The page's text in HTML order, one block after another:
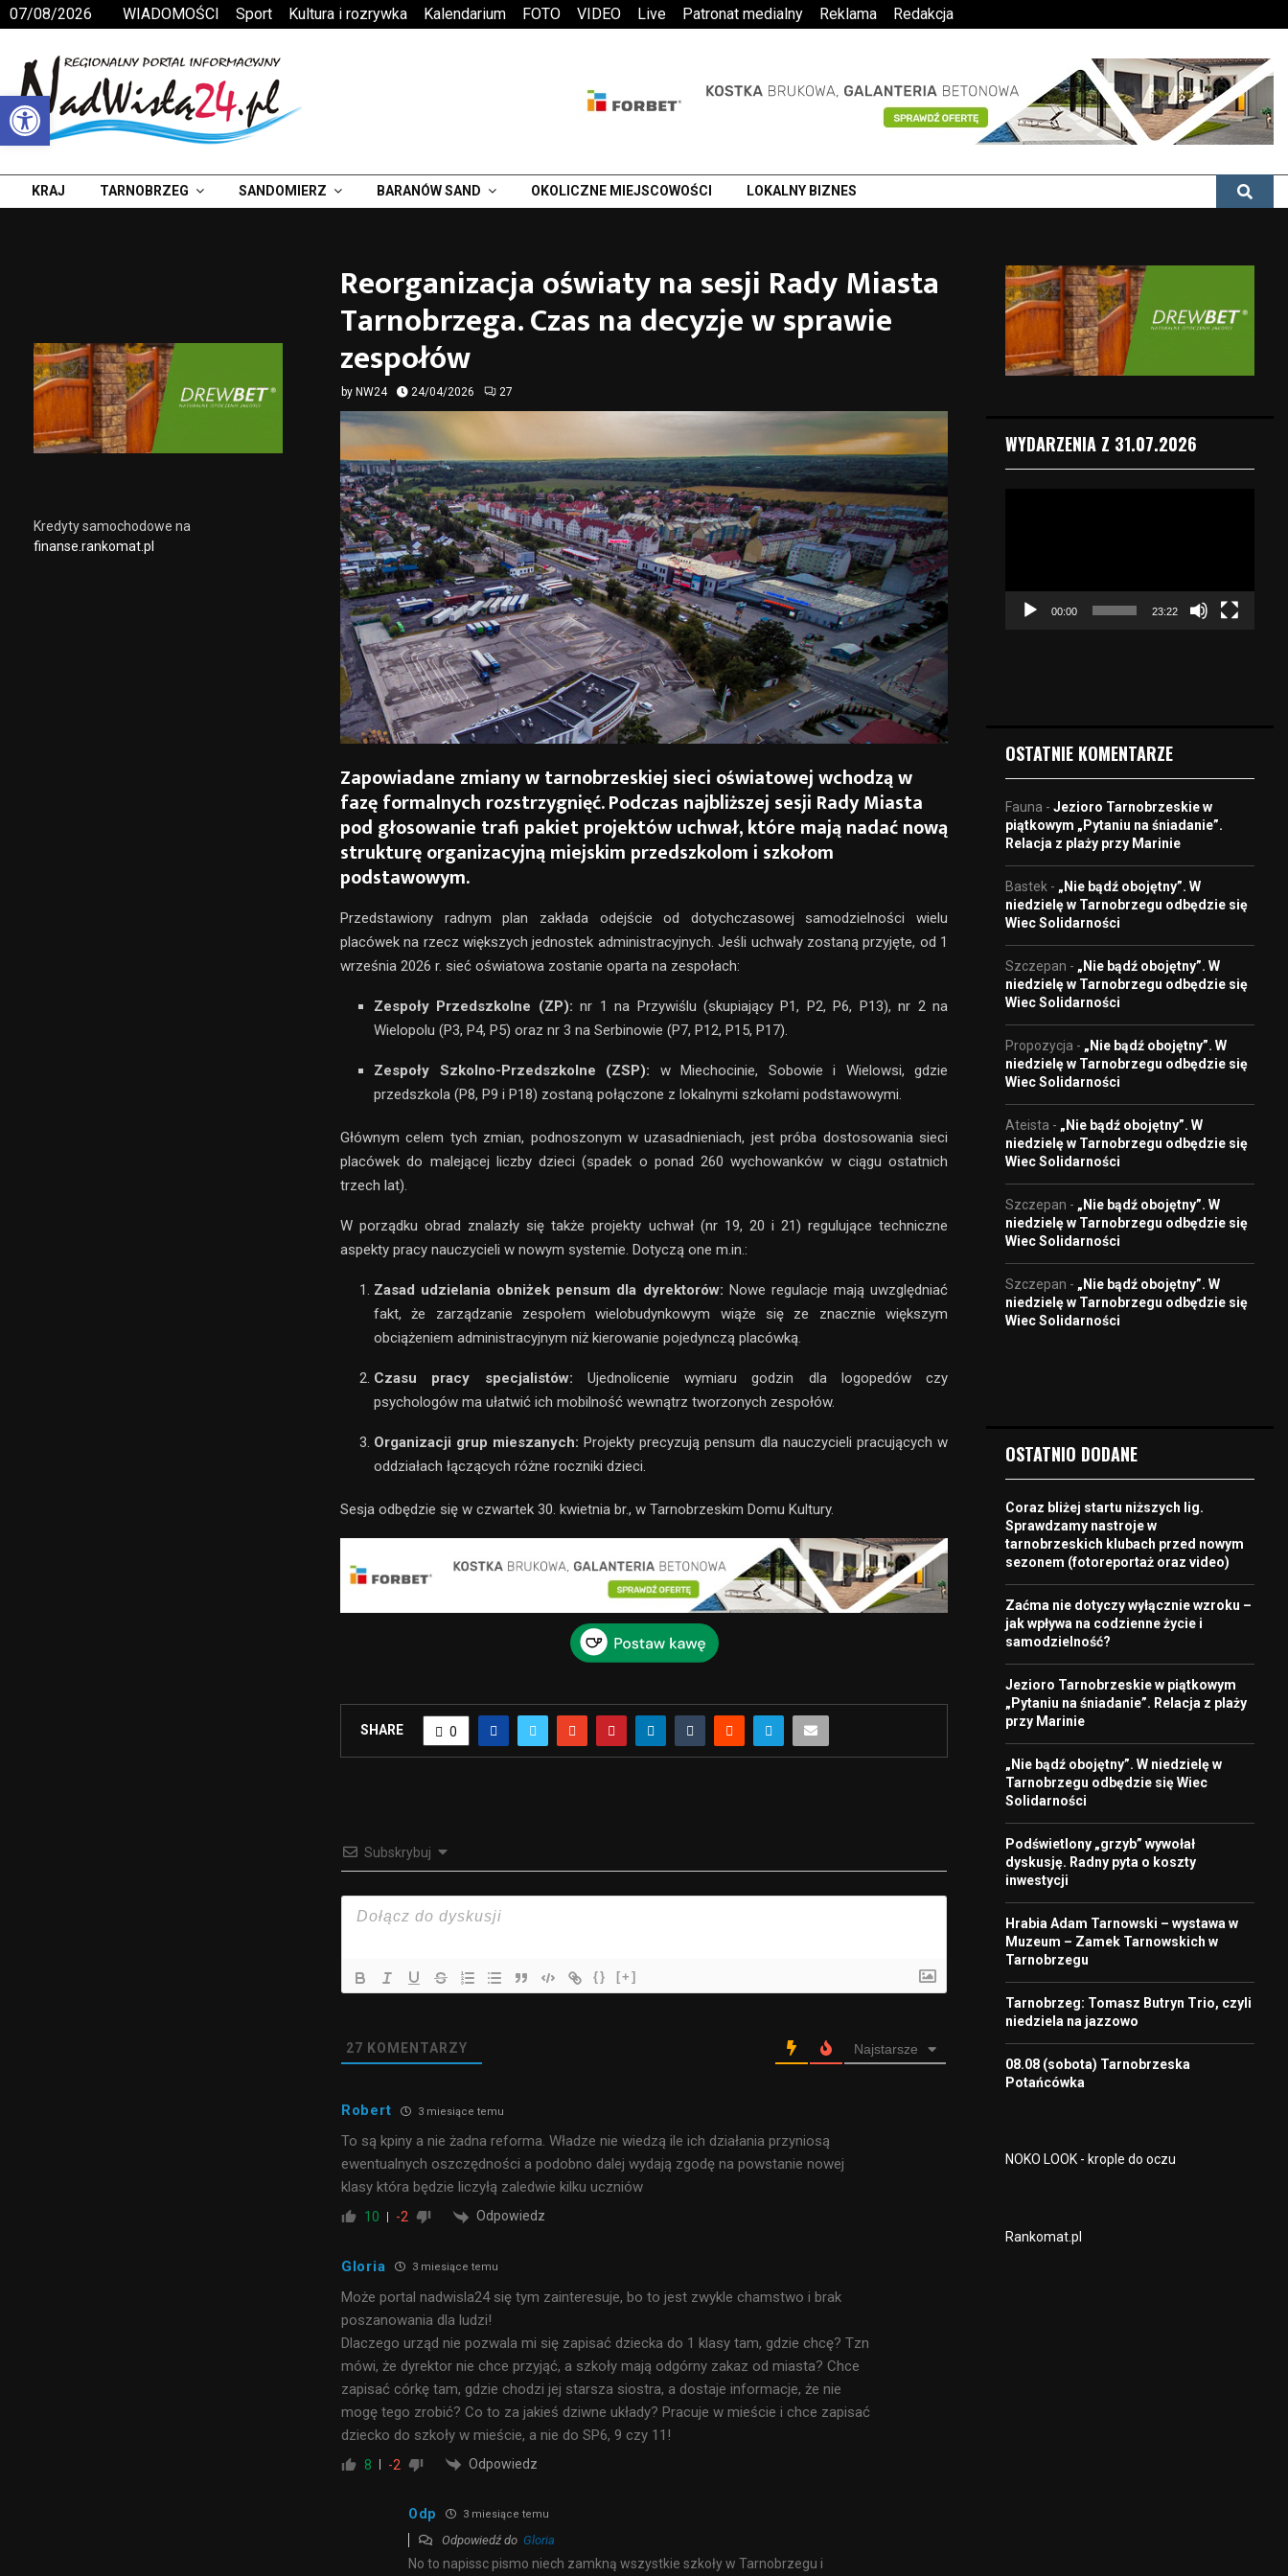
Otwórz pasek narzędzi
07/08/2026 WIADOMOŚCI Sport Kultura i rozrywka Kalendarium FOTO VIDEO Live Patronat medialny Reklama Redakcja
KRAJ TARNOBRZEG SANDOMIERZ BARANÓW SAND OKOLICZNE MIEJSCOWOŚCI LOKALNY BIZNES
Reorganizacja oświaty na sesji Rady Miasta
Tarnobrzega. Czas na decyzje w sprawie
zespołów
by NW24 24/04/2026 27
Zapowiadane zmiany w tarnobrzeskiej sieci oświatowej wchodzą w
fazę formalnych rozstrzygnięć. Podczas najbliższej sesji Rady Miasta
pod głosowanie trafi pakiet projektów uchwał, które mają nadać nową
strukturę organizacyjną miejskim przedszkolom i szkołom
podstawowym.
Przedstawiony radnym plan zakłada odejście od dotychczasowej samodzielności wielu
placówek na rzecz większych jednostek administracyjnych. Jeśli uchwały zostaną przyjęte, od 1
września 2026 r. sieć oświatowa zostanie oparta na zespołach:
Zespoły Przedszkolne (ZP): nr 1 na Przywiślu (skupiający P1, P2, P6, P13), nr 2 na
Wielopolu (P3, P4, P5) oraz nr 3 na Serbinowie (P7, P12, P15, P17).
Zespoły Szkolno-Przedszkolne (ZSP): w Miechocinie, Sobowie i Wielowsi, gdzie
przedszkola (P8, P9 i P18) zostaną połączone z lokalnymi szkołami podstawowymi.
Głównym celem tych zmian, podnoszonym w uzasadnieniach, jest próba dostosowania sieci
placówek do malejącej liczby dzieci (spadek o ponad 260 wychowanków w ciągu ostatnich
trzech lat).
W porządku obrad znalazły się także projekty uchwał (nr 19, 20 i 21) regulujące techniczne
aspekty pracy nauczycieli w nowym systemie. Dotyczą one m.in.:
Zasad udzielania obniżek pensum dla dyrektorów: Nowe regulacje mają uwzględniać
fakt, że zarządzanie zespołem wielobudynkowym wiąże się ze znacznie większym
obciążeniem administracyjnym niż kierowanie pojedynczą placówką.
Czasu pracy specjalistów: Ujednolicenie wymiaru godzin dla logopedów czy
psychologów ma ułatwić ich mobilność wewnątrz tworzonych zespołów.
Organizacji grup mieszanych: Projekty precyzują pensum dla nauczycieli pracujących w
oddziałach łączących różne roczniki dzieci.
Sesja odbędzie się w czwartek 30. kwietnia br., w Tarnobrzeskim Domu Kultury.
SHARE 0
Subskrybuj
{} [+]
27 KOMENTARZY Najstarsze
Robert 3 miesiące temu
To są kpiny a nie żadna reforma. Władze nie wiedzą ile ich działania przyniosą
ewentualnych oszczędności a podobno dalej wydają zgodę na powstanie nowej
klasy która będzie liczyłą zaledwie kilku uczniów
10 -2 Odpowiedz
Gloria 3 miesiące temu
Może portal nadwisla24 się tym zainteresuje, bo to jest zwykle chamstwo i brak
poszanowania dla ludzi!
Dlaczego urząd nie pozwala mi się zapisać dziecka do 1 klasy tam, gdzie chcę? Tzn
mówi, że dyrektor nie chce przyjąć, a szkoły mają odgórny zakaz od miasta? Chce
zapisać córkę tam, gdzie chodzi jej starsza siostra, a dostaje informacje, że nie
mogę tego zrobić? Co to za jakieś dziwne układy? Pracuje w mieście i chce zapisać
dziecko do szkoły w mieście, a nie do SP6, 9 czy 11!
8 -2 Odpowiedz
Odp 3 miesiące temu
Odpowiedź do Gloria
No to napissc pismo niech zamkną wszystkie szkoły w Tarnobrzegu i
Kredyty samochodowe na
finanse.rankomat.pl
WYDARZENIA Z 31.07.2026
e
o
00:00 23:22
OSTATNIE KOMENTARZE
Fauna - Jezioro Tarnobrzeskie w
piątkowym „Pytaniu na śniadanie”.
Relacja z plaży przy Marinie
Bastek - „Nie bądź obojętny”. W
niedzielę w Tarnobrzegu odbędzie się
Wiec Solidarności
Szczepan - „Nie bądź obojętny”. W
niedzielę w Tarnobrzegu odbędzie się
Wiec Solidarności
Propozycja - „Nie bądź obojętny”. W
niedzielę w Tarnobrzegu odbędzie się
Wiec Solidarności
Ateista - „Nie bądź obojętny”. W
niedzielę w Tarnobrzegu odbędzie się
Wiec Solidarności
Szczepan - „Nie bądź obojętny”. W
niedzielę w Tarnobrzegu odbędzie się
Wiec Solidarności
Szczepan - „Nie bądź obojętny”. W
niedzielę w Tarnobrzegu odbędzie się
Wiec Solidarności
OSTATNIO DODANE
Coraz bliżej startu niższych lig.
Sprawdzamy nastroje w
tarnobrzeskich klubach przed nowym
sezonem (fotoreportaż oraz video)
Zaćma nie dotyczy wyłącznie wzroku –
jak wpływa na codzienne życie i
samodzielność?
Jezioro Tarnobrzeskie w piątkowym
„Pytaniu na śniadanie”. Relacja z plaży
przy Marinie
„Nie bądź obojętny”. W niedzielę w
Tarnobrzegu odbędzie się Wiec
Solidarności
Podświetlony „grzyb” wywołał
dyskusję. Radny pyta o koszty
inwestycji
Hrabia Adam Tarnowski – wystawa w
Muzeum – Zamek Tarnowskich w
Tarnobrzegu
Tarnobrzeg: Tomasz Butryn Trio, czyli
niedziela na jazzowo
08.08 (sobota) Tarnobrzeska
Potańcówka
NOKO LOOK - krople do oczu
Rankomat.pl